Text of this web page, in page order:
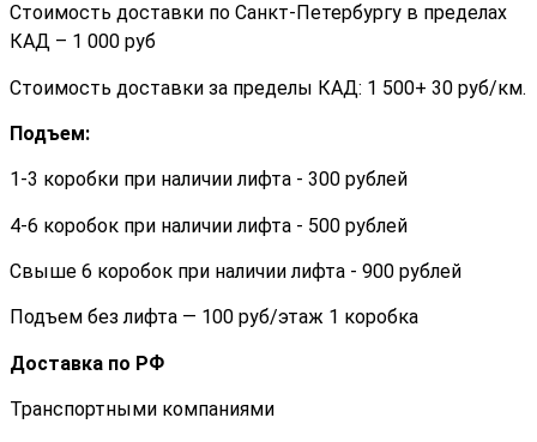
Стоимость доставки по Санкт-Петербургу в пределах
КАД – 1 000 руб
Стоимость доставки за пределы КАД: 1 500+ 30 руб/км.
Подъем:
1-3 коробки при наличии лифта - 300 рублей
4-6 коробок при наличии лифта - 500 рублей
Свыше 6 коробок при наличии лифта - 900 рублей
Подъем без лифта — 100 руб/этаж 1 коробка
Доставка по РФ
Транспортными компаниями